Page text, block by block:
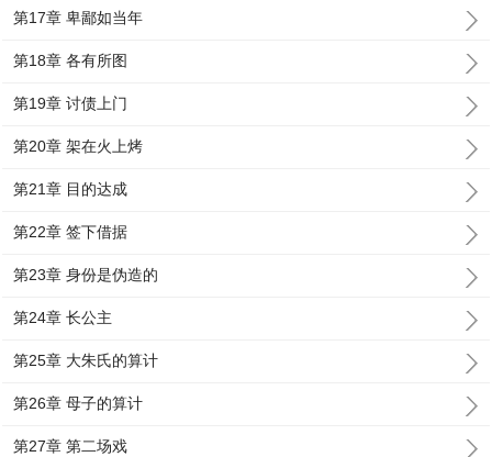
第17章 卑鄙如当年
第18章 各有所图
第19章 讨债上门
第20章 架在火上烤
第21章 目的达成
第22章 签下借据
第23章 身份是伪造的
第24章 长公主
第25章 大朱氏的算计
第26章 母子的算计
第27章 第二场戏